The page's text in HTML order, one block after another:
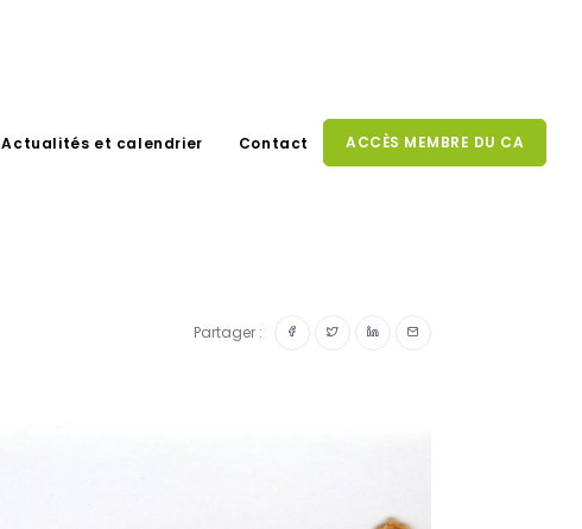
Actualités et calendrier Contact ACCÈS MEMBRE DU CA
Partager :